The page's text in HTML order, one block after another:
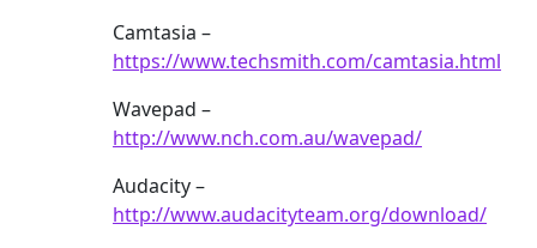
Camtasia –
https://www.techsmith.com/camtasia.html
Wavepad –
http://www.nch.com.au/wavepad/
Audacity –
http://www.audacityteam.org/download/